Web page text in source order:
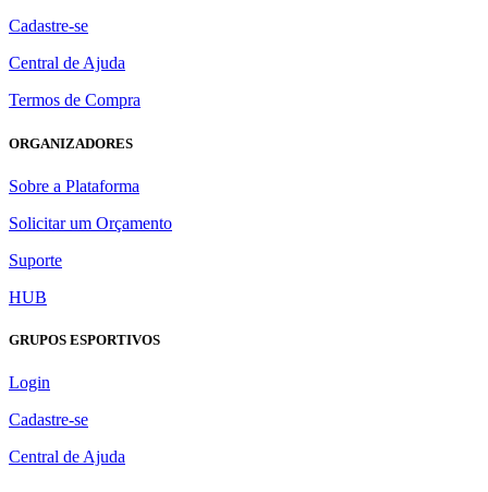
Cadastre-se
Central de Ajuda
Termos de Compra
ORGANIZADORES
Sobre a Plataforma
Solicitar um Orçamento
Suporte
HUB
GRUPOS ESPORTIVOS
Login
Cadastre-se
Central de Ajuda